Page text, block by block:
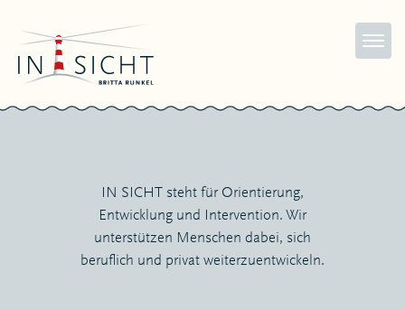
Toggle
IN SICHT steht für Orientierung,
Entwicklung und Intervention. Wir
unterstützen Menschen dabei, sich
beruflich und privat weiterzuentwickeln.